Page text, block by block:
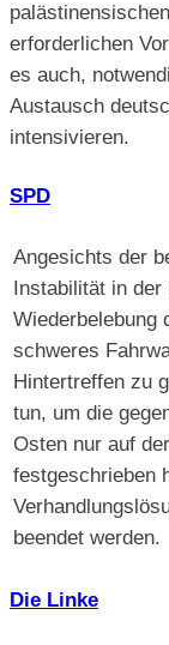
erforderlichen
es auch,
Austausch
intensivieren.
SPD
Angesichts der
Instabilität in
Wiederbelebung
schweres
Hintertreffen zu
tun, um die
Osten nur auf
festgeschrieben
beendet werden.
Die Linke